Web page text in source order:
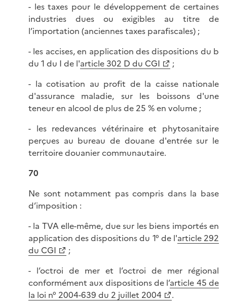
- les taxes pour le développement de certaines
industries dues ou exigibles au titre de
l’importation (anciennes taxes parafiscales) ;
- les accises, en application des dispositions du b
du 1 du I de l'article 302 D du CGI
;
- la cotisation au profit de la caisse nationale
d'assurance maladie, sur les boissons d'une
teneur en alcool de plus de 25 % en volume ;
- les redevances vétérinaire et phytosanitaire
perçues au bureau de douane d'entrée sur le
territoire douanier communautaire.
70
Ne sont notamment pas compris dans la base
d’imposition :
- la TVA elle-même, due sur les biens importés en
application des dispositions du 1° de l'article 292
du CGI
;
- l’octroi de mer et l’octroi de mer régional
conformément aux dispositions de l’article 45 de
la loi n° 2004-639 du 2 juillet 2004
.